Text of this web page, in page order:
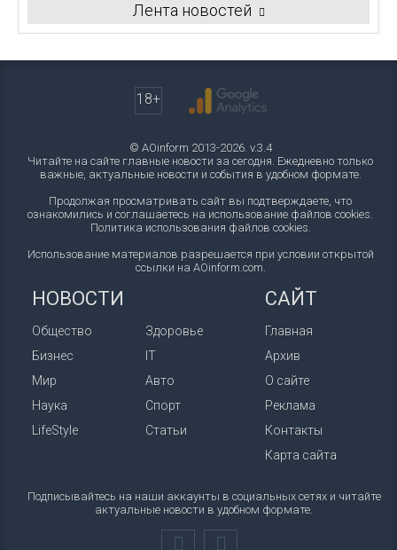
Лента новостей
18+
© AOinform 2013-2026. v.3.4
Читайте на сайте главные новости за сегодня. Ежедневно только
важные, актуальные новости и события в удобном формате.
Продолжая просматривать сайт вы подтверждаете, что
ознакомились и соглашаетесь на использование файлов cookies.
Политика использования файлов cookies.
Использование материалов разрешается при условии открытой
ссылки на AOinform.com.
НОВОСТИ
Общество
Бизнес
Мир
Наука
LifeStyle
Здоровье
IT
Авто
Спорт
Статьи
САЙТ
Главная
Архив
О сайте
Реклама
Контакты
Карта сайта
Подписывайтесь на наши аккаунты в социальных сетях и читайте
актуальные новости в удобном формате.